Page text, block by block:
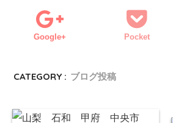
Google+ Pocket
CATEGORY : ブログ投稿